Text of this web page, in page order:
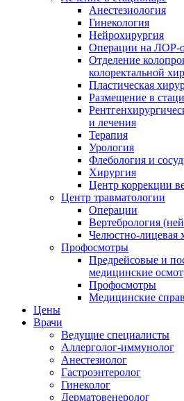
Анестезиология
Гинекология
Нейрохирургия
Операции на ЛОР-
Отделение
колоректальной
Пластическая
Размещение в
и лечения
Терапия
Урология
Флебология и
Хирургия
Центр коррекции
Центр травматологии
Операции
Вертебрология
Челюстно-лицевая
Профосмотры
Предрейсовые и
медицинские
Профосмотры
Медицинские
Цены
Врачи
Ведущие специалисты
Аллерголог-иммунолог
Анестезиолог
Гастроэнтеролог
Гинеколог
Дерматовенеролог